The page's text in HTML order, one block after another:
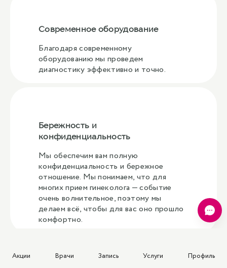
Современное оборудование
Благодаря современному
оборудованию мы проведем
диагностику эффективно и точно.
Бережность и
конфиденциальность
Мы обеспечим вам полную
конфиденциальность и бережное
отношение. Мы понимаем, что для
многих прием гинеколога — событие
очень волнительное, поэтому мы
делаем всё, чтобы для вас оно прошло
комфортно.
Акции Врачи Запись Услуги Профиль